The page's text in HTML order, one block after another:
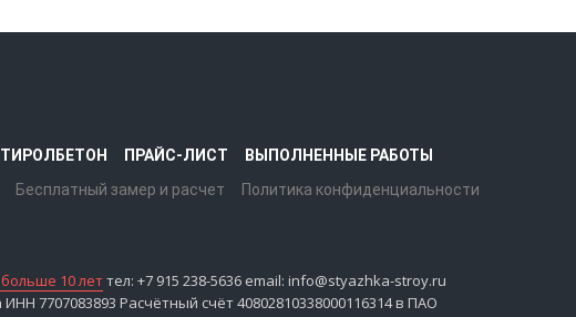
ПРАЙС-ЛИСТ
ВЫПОЛНЕННЫЕ РАБОТЫ
Бесплатный замер и расчет Политика конфиденциальности
10 леттел: +7 915 238-5636 email: info@styazhka-stroy.ru
7707083893 Расчётный счёт 40802810338000116314 в ПАО